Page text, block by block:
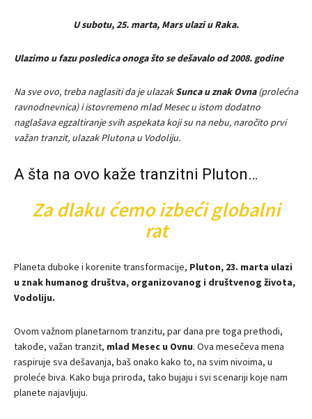
U subotu, 25. marta, Mars ulazi u Raka.
Ulazimo u fazu posledica onogašto se dešavalo od 2008. godine
Na sve ovo, treba naglasiti da je ulazakSunca u znak Ovna(prolećna
ravnodnevnica) i istovremeno mlad Mesec u istom dodatno
naglašava egzaltiranje svih aspekata koji su na nebu, naročito prvi
važan tranzit, ulazak Plutona u Vodoliju.
A šta na ovo kaže tranzitni Pluton…
Za dlaku ćemo izbeći globalni
rat
Planeta duboke i korenite transformacije, Pluton, 23. marta ulazi
u znak humanog društva, organizovanog i društvenog života,
Vodoliju.
Ovom važnom planetarnom tranzitu, par dana pre toga prethodi,
takođe, važan tranzit, mlad Mesec u Ovnu. Ova mesečeva mena
raspiruje sva dešavanja, baš onako kako to, na svim nivoima, u
proleće biva. Kako buja priroda, tako bujaju i svi scenariji koje nam
planete najavljuju.